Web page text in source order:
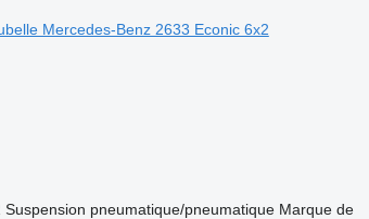
Mercedes-Benz 2633 Econic 6x2
Suspension pneumatique/pneumatique Marque de